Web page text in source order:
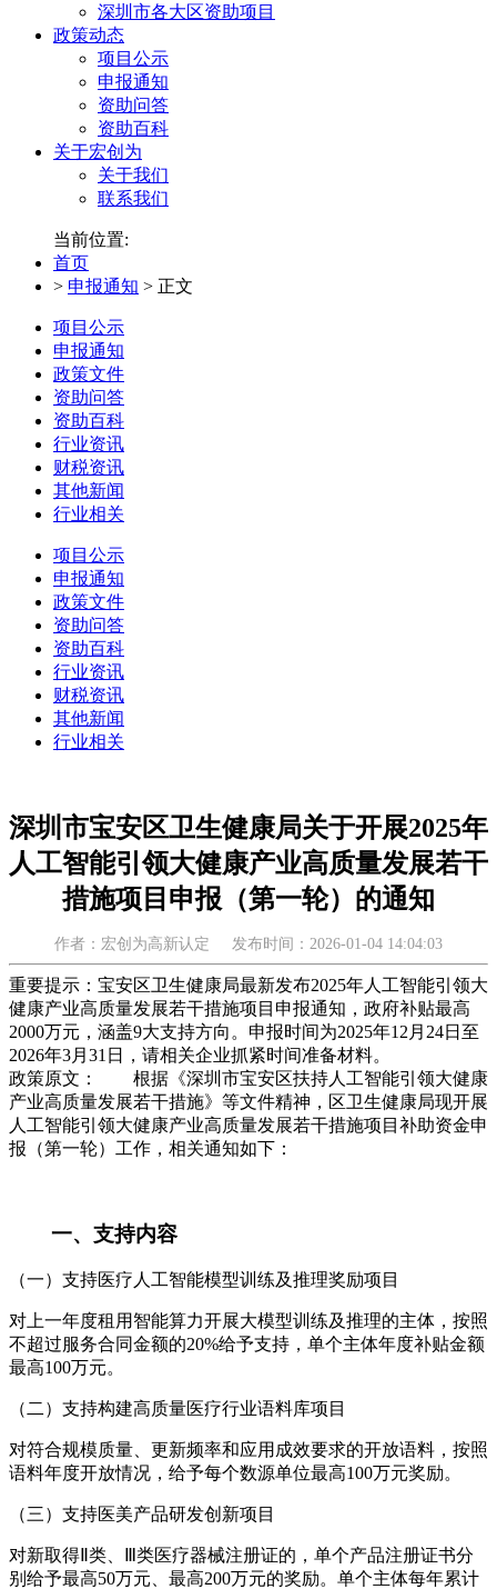
深圳市各大区资助项目
政策动态
项目公示
申报通知
资助问答
资助百科
关于宏创为
关于我们
联系我们
当前位置:
首页
> 申报通知 > 正文
项目公示
申报通知
政策文件
资助问答
资助百科
行业资讯
财税资讯
其他新闻
行业相关
项目公示
申报通知
政策文件
资助问答
资助百科
行业资讯
财税资讯
其他新闻
行业相关
深圳市宝安区卫生健康局关于开展2025年
人工智能引领大健康产业高质量发展若干
措施项目申报（第一轮）的通知
作者：宏创为高新认定 发布时间：2026-01-04 14:04:03
重要提示：宝安区卫生健康局最新发布2025年人工智能引领大
健康产业高质量发展若干措施项目申报通知，政府补贴最高
2000万元，涵盖9大支持方向。申报时间为2025年12月24日至
2026年3月31日，请相关企业抓紧时间准备材料。
政策原文： 根据《深圳市宝安区扶持人工智能引领大健康
产业高质量发展若干措施》等文件精神，区卫生健康局现开展
人工智能引领大健康产业高质量发展若干措施项目补助资金申
报（第一轮）工作，相关通知如下：
一、支持内容
（一）支持医疗人工智能模型训练及推理奖励项目
对上一年度租用智能算力开展大模型训练及推理的主体，按照
不超过服务合同金额的20%给予支持，单个主体年度补贴金额
最高100万元。
（二）支持构建高质量医疗行业语料库项目
对符合规模质量、更新频率和应用成效要求的开放语料，按照
语料年度开放情况，给予每个数源单位最高100万元奖励。
（三）支持医美产品研发创新项目
对新取得Ⅱ类、Ⅲ类医疗器械注册证的，单个产品注册证书分
别给予最高50万元、最高200万元的奖励。单个主体每年累计